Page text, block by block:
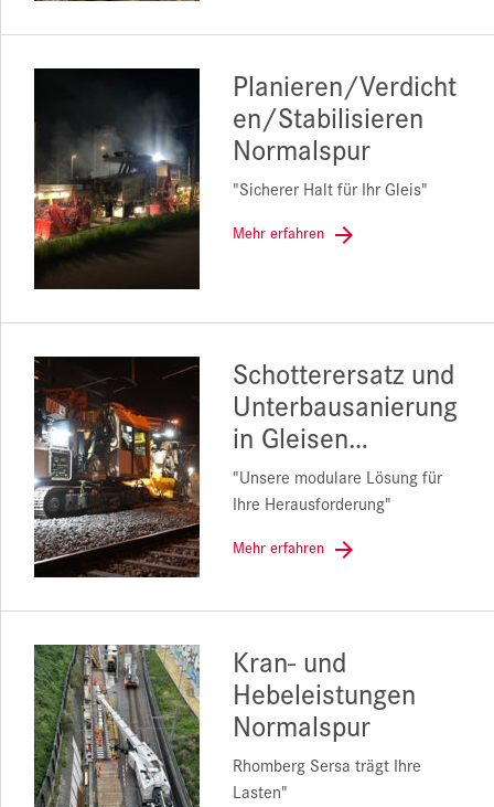
Planieren/Verdicht
en/Stabilisieren
Normalspur
"Sicherer Halt für Ihr Gleis"
Mehr erfahren
Schotterersatz und
Unterbausanierung
in Gleisen…
"Unsere modulare Lösung für
Ihre Herausforderung"
Mehr erfahren
Kran- und
Hebeleistungen
Normalspur
Rhomberg Sersa trägt Ihre
Lasten"